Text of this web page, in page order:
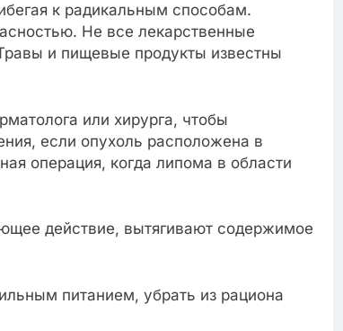
к радикальным способам.
Не все лекарственные
и пищевые продукты известны
или хирурга, чтобы
если опухоль расположена в
операция, когда липома в области
действие, вытягивают содержимое
питанием, убрать из рациона